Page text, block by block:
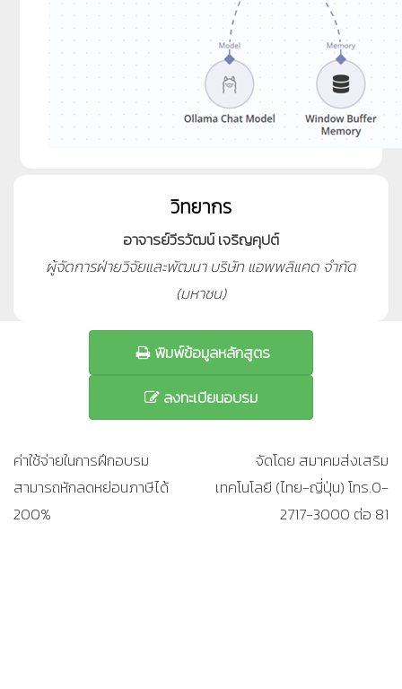
วิทยากร
อาจารย์วีรวัฒน์ เจริญคุปต์
ผู้จัดการฝ่ายวิจัยและพัฒนา บริษัท แอพพลิแคด จำกัด
(มหาชน)
พิมพ์ข้อมูลหลักสูตร
ลงทะเบียนอบรม
ค่าใช้จ่ายในการฝึกอบรม
สามารถหักลดหย่อนภาษีได้
200%
จัดโดย สมาคมส่งเสริม
เทคโนโลยี (ไทย-ญี่ปุ่น) โทร.0-
2717-3000 ต่อ 81